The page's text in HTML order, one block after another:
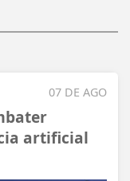
07 DE AGO
artificial